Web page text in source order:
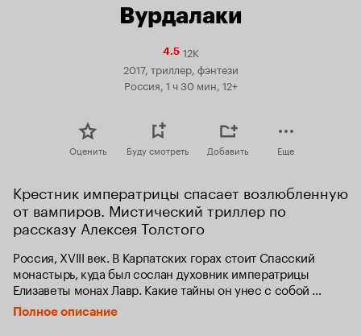
Вурдалаки
4.5Рейтинг
Кинопоиска
4.5
12K
2017, триллер, фэнтези
Россия, 1 ч 30 мин, 12+
Оценить Буду смотреть Добавить Еще
Крестник императрицы спасает возлюбленную
от вампиров. Мистический триллер по
рассказу Алексея Толстого
Россия, XVIII век. В Карпатских горах стоит Спасский
монастырь, куда был сослан духовник императрицы
Елизаветы монах Лавр. Какие тайны он унес с собой
из столичного Петербурга, никто не ведал. Да и край,
в который он был сослан, издревле считался
Полное описание